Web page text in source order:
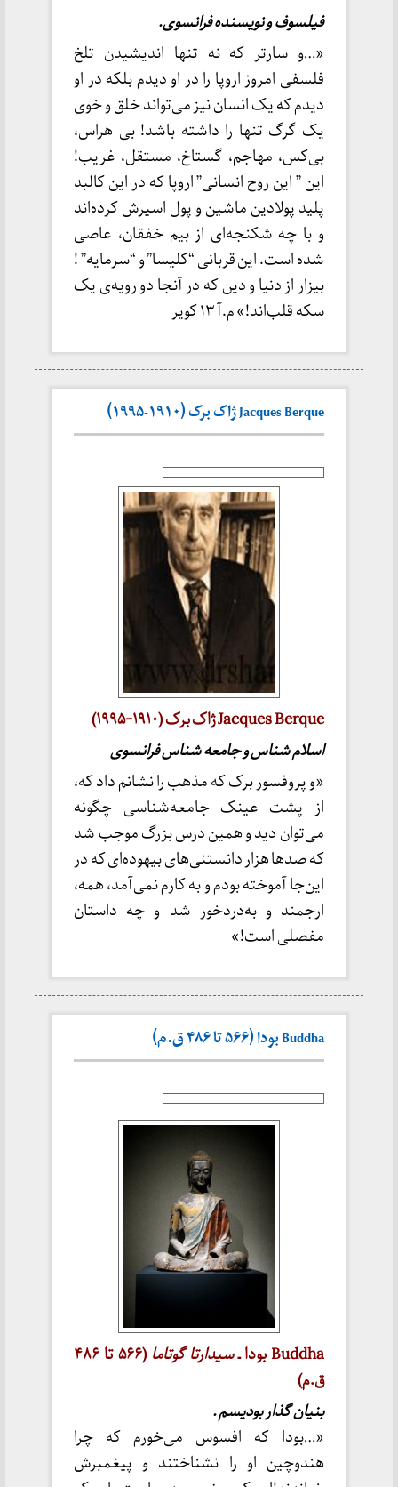
فیلسوف و نویسنده فرانسوی.
«…و سارتر که نه تنها اندیشیدن تلخ
فلسفی امروز اروپا را در او دیدم بلکه در او
دیدم که یک انسان نیز می‌تواند خلق و خوی
یک گرگ تنها را داشته باشد! بی هراس،
بی‌کس، مهاجم، گستاخ، مستقل، غریب!
این ” این روح انسانی” اروپا که در این کالبد
پلید پولادین ماشین و پول اسیرش کرده‌اند
و با چه شکنجه‌ای از بیم خفقان، عاصی
شده است. این قربانی “کلیسا” و “سرمایه” !
بیزار از دنیا و دین که در آنجا دو رویه‌ی یک
سکه قلب‌اند!» م.آ ۱۳ کویر
Jacques Berque ژاک برک (۱۹۱۰-۱۹۹۵)
Jacques Berque ژاک برک (۱۹۱۰-۱۹۹۵)
اسلام شناس و جامعه شناس فرانسوی
«و پروفسور برک که مذهب را نشانم داد که،
از پشت عینک جامعه‌شناسی چگونه
می‌توان دید و همین درس بزرگ موجب شد
که صدها هزار دانستنی‌های بیهوده‌ای که در
این‌جا آموخته بودم و به کارم نمی‌آمد، همه،
ارجمند و به‌دردخور شد و چه داستان
مفصلی است!»
Buddha بودا (۵۶۶ تا ۴۸۶ ق.م)
Buddha بودا ـ سیدارتا گوتاما
(۵۶۶ تا ۴۸۶
ق.م)
بنیان گذار بودیسم .
«…بودا که افسوس می‌خورم که چرا
هندوچین او را نشناختند و پیغمبرش